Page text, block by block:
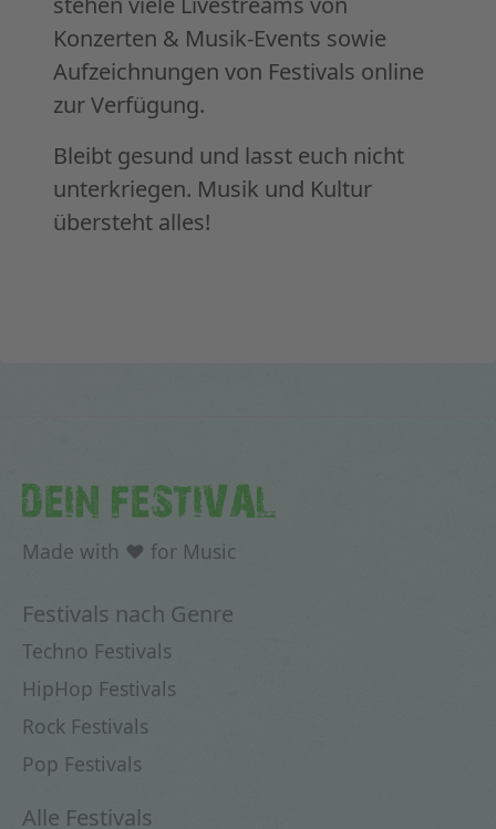
Konzerten & Musik-Events sowie
Aufzeichnungen von Festivals online
zur Verfügung.
Bleibt gesund und lasst euch nicht
unterkriegen. Musik und Kultur
übersteht alles!
DEIN FESTIVAL
Made with ♥ for Music
Festivals nach Genre
Techno Festivals
HipHop Festivals
Rock Festivals
Pop Festivals
Alle Festivals